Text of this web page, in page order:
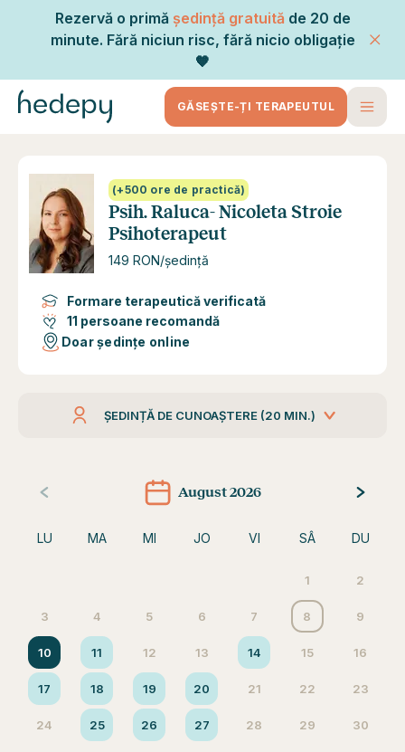
Rezervă o primă ședință gratuită de 20 de
minute. Fără niciun risc, fără nicio obligație
🧡
GĂSEȘTE-ȚI TERAPEUTUL
(+500 ore de practică)
Psih. Raluca- Nicoleta Stroie
Psihoterapeut
149 RON/ședință
Formare terapeutică verificată
11 persoane recomandă
Doar ședințe online
ȘEDINȚĂ DE CUNOAȘTERE (20 MIN.)
August 2026
LU MA MI JO VI SÂ DU
1 2
3 4 5 6 7 8 9
10 11 12 13 14 15 16
17 18 19 20 21 22 23
24 25 26 27 28 29 30